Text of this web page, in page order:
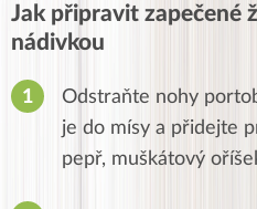
Jak připravit zapečené
nádivkou
Odstraňte nohy
je do mísy a přidejte
pepř, muškátový